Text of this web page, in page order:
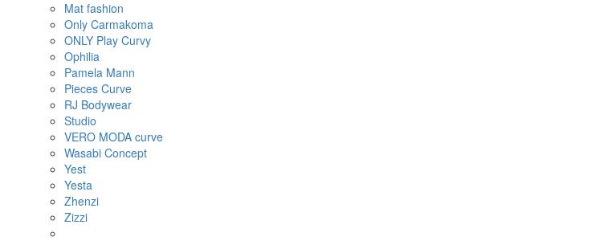
Mat fashion
Only Carmakoma
ONLY Play Curvy
Ophilia
Pamela Mann
Pieces Curve
RJ Bodywear
Studio
VERO MODA curve
Wasabi Concept
Yest
Yesta
Zhenzi
Zizzi